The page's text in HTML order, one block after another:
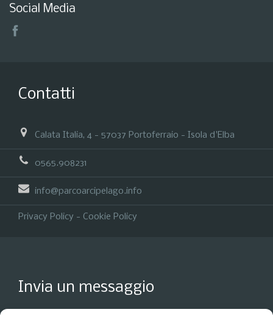
Social Media
Contatti
Calata Italia, 4 - 57037 Portoferraio - Isola d'Elba
0565.908231
info@parcoarcipelago.info
Privacy Policy - Cookie Policy
Invia un messaggio